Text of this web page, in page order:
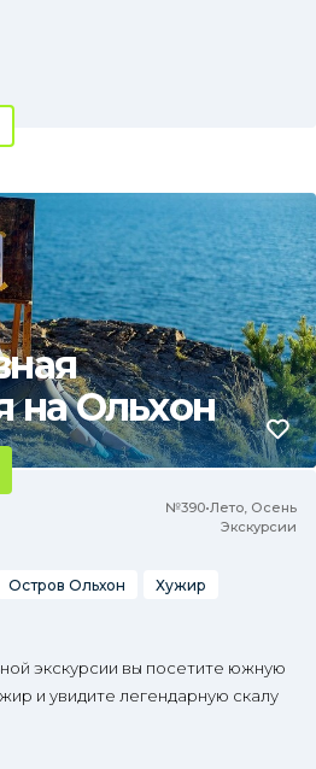
на Ольхон
№390•Лето, Осень
Экскурсии
Остров Ольхон
Хужир
экскурсии вы посетите южную
и увидите легендарную скалу